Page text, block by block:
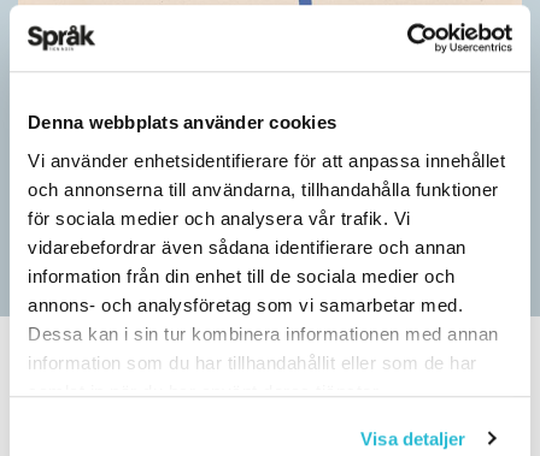
Denna webbplats använder cookies
Vi använder enhetsidentifierare för att anpassa innehållet
och annonserna till användarna, tillhandahålla funktioner
för sociala medier och analysera vår trafik. Vi
vidarebefordrar även sådana identifierare och annan
information från din enhet till de sociala medier och
annons- och analysföretag som vi samarbetar med.
Dessa kan i sin tur kombinera informationen med annan
information som du har tillhandahållit eller som de har
samlat in när du har använt deras tjänster.
Visa detaljer
Pressmeddelande: Hjovisst älskar vi
ordvitsar!
SPRÅKBLOGGEN
– Vinnarna visar att lyckade ordvitsar alltid går hem. En bra
kommunslogan kombinerar ett träffsäkert budskap om
kommunen med en humoristisk knorr, säger Anders Svensson,